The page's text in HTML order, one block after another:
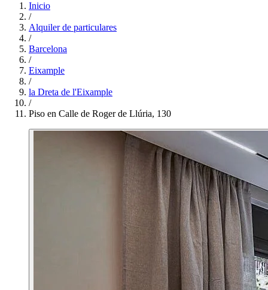
Inicio
/
Alquiler de particulares
/
Barcelona
/
Eixample
/
la Dreta de l'Eixample
/
Piso en Calle de Roger de Llúria, 130